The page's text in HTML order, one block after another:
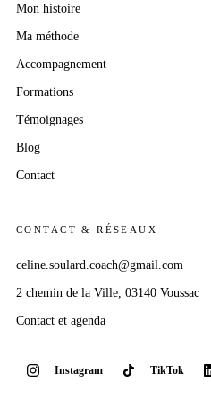
Mon histoire
Ma méthode
Accompagnement
Formations
Témoignages
Blog
Contact
CONTACT & RÉSEAUX
celine.soulard.coach@gmail.com
2 chemin de la Ville , 03140 Voussac
Contact et agenda
Instagram TikTok